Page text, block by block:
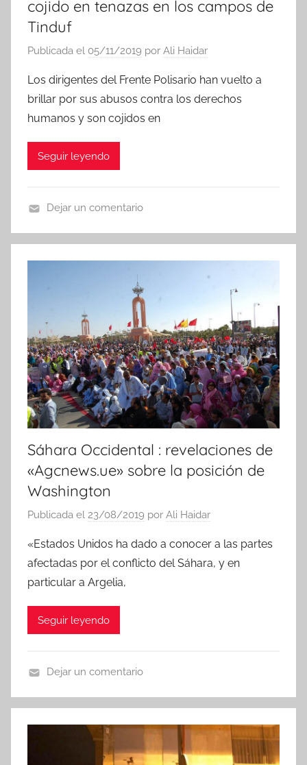
cojido en tenazas en los campos de
Tinduf
Publicada el 05/11/2019 por Ali Haidar
Los dirigentes del Frente Polisario han vuelto a
brillar por sus abusos contra los derechos
humanos y son cojidos en
Seguir leyendo
o
t
s
Dejar un comentario
Sáhara Occidental : revelaciones de
«Agcnews.ue» sobre la posición de
Washington
Publicada el 23/08/2019 por Ali Haidar
«Estados Unidos ha dado a conocer a las partes
afectadas por el conflicto del Sáhara, y en
particular a Argelia,
Seguir leyendo
o
t
Dejar un comentario